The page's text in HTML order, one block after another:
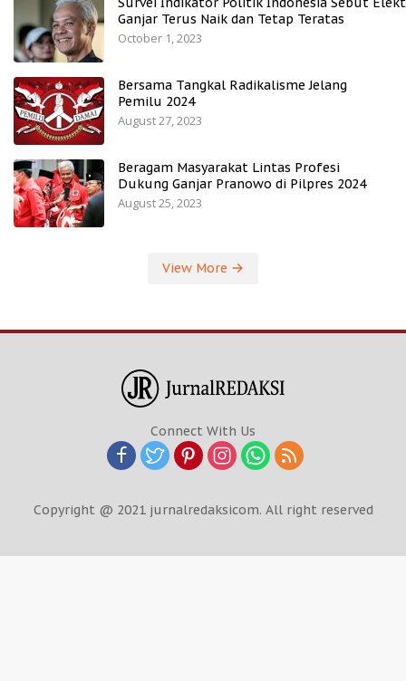
Ganjar Terus Naik dan Tetap Teratas
October 1, 2023
Bersama Tangkal Radikalisme Jelang
Pemilu 2024
August 27, 2023
Beragam Masyarakat Lintas Profesi
Dukung Ganjar Pranowo di Pilpres 2024
August 25, 2023
View More
Connect With Us
Copyright @ 2021 jurnalredaksicom. All right reserved